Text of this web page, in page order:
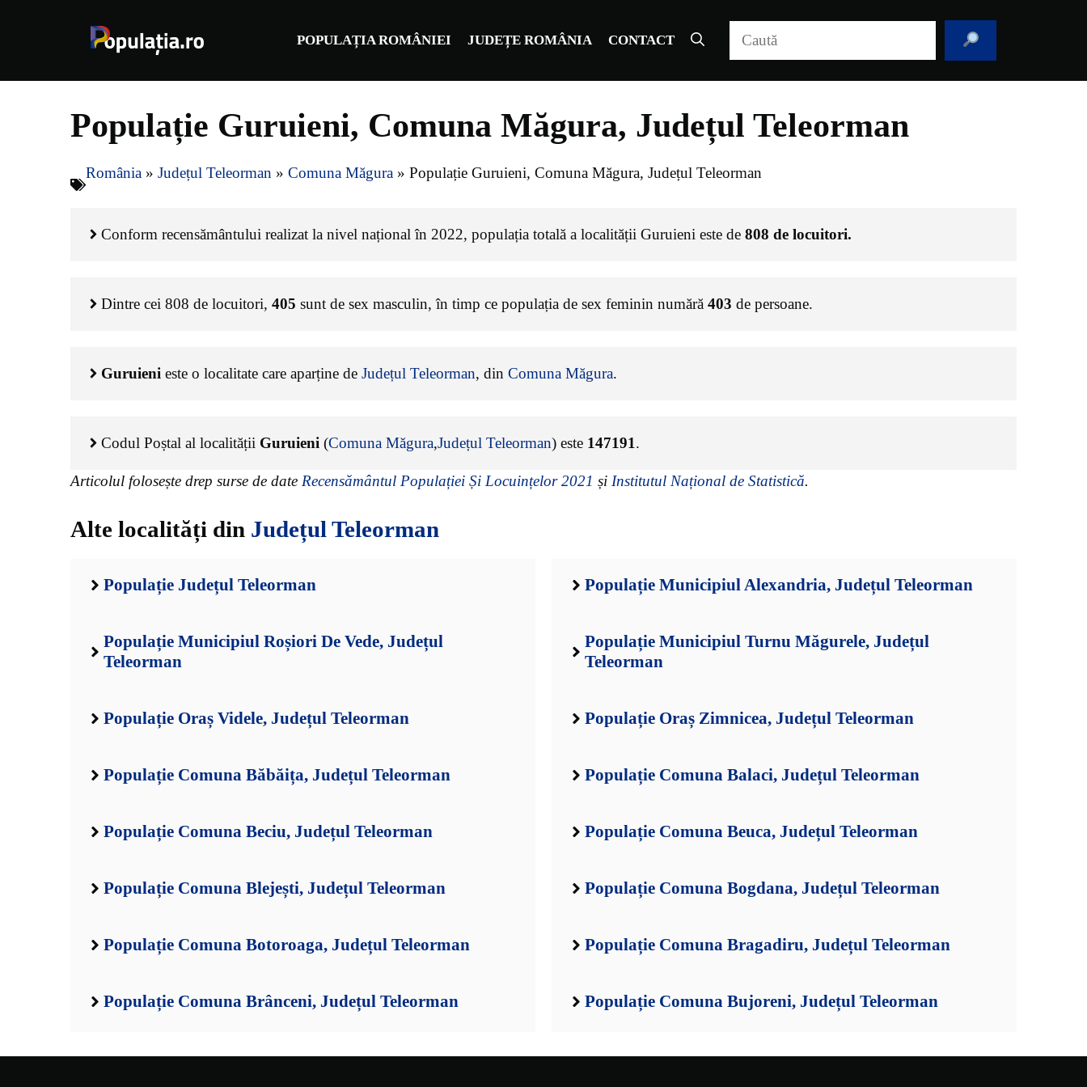
POPULAȚIA ROMÂNIEI JUDEȚE ROMÂNIA CONTACT
Populație Guruieni, Comuna Măgura, Județul Teleorman
România » Județul Teleorman » Comuna Măgura » Populație Guruieni, Comuna Măgura, Județul Teleorman
Conform recensământului realizat la nivel național în 2022, populația totală a localității Guruieni este de 808 de locuitori.
Dintre cei 808 de locuitori, 405 sunt de sex masculin, în timp ce populația de sex feminin numără 403 de persoane.
Guruieni este o localitate care aparține de Județul Teleorman, din Comuna Măgura.
Codul Poștal al localității Guruieni (Comuna Măgura,Județul Teleorman) este 147191.
Articolul folosește drep surse de date Recensământul Populației Și Locuințelor 2021 și Institutul Național de Statistică.
Alte localități din Județul Teleorman
Populație Județul Teleorman Populație Municipiul Alexandria, Județul Teleorman
Populație Municipiul Roșiori De Vede, Județul
Teleorman
Populație Municipiul Turnu Măgurele, Județul
Teleorman
Populație Oraș Videle, Județul Teleorman Populație Oraș Zimnicea, Județul Teleorman
Populație Comuna Băbăița, Județul Teleorman Populație Comuna Balaci, Județul Teleorman
Populație Comuna Beciu, Județul Teleorman Populație Comuna Beuca, Județul Teleorman
Populație Comuna Blejești, Județul Teleorman Populație Comuna Bogdana, Județul Teleorman
Populație Comuna Botoroaga, Județul Teleorman Populație Comuna Bragadiru, Județul Teleorman
Populație Comuna Brânceni, Județul Teleorman Populație Comuna Bujoreni, Județul Teleorman